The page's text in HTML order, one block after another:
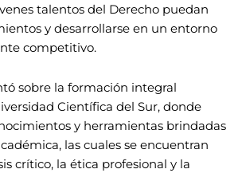
talentos del Derecho puedan
y desarrollarse en un entorno
competitivo.
sobre la formación integral
Científica del Sur, donde
y herramientas brindadas
las cuales se encuentran
crítico, la ética profesional y la